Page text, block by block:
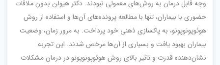
وجه قابل درمان به روش‌های معمولی نبودند. دکتر هیولن بدون ملاقات
حضوری با بیماران، تنها با مطالعه پرونده‌های آن‌ها و استفاده از روش
هوئوپونوپونو، به پاکسازی ذهنی خود پرداخت. به مرور زمان، وضعیت
بیماران بهبود یافت و بسیاری از آن‌ها مرخص شدند. این تجربه
نشان‌دهنده قدرت و تاثیر بالای روش هوئوپونوپونو در درمان مشکلات